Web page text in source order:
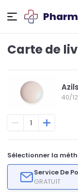
Carte de
40/
Sélectionner la
Service De
GRATUIT